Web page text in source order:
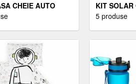
CHEIE AUTO
COMPATIBILA
3 BUTOANE
KIT
DOTAT CU
5 produse